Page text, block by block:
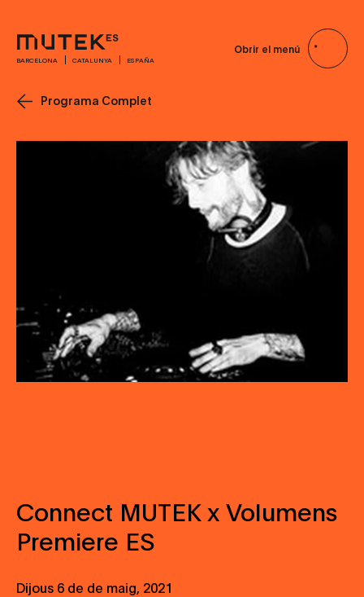
BARCELONA CATALUNYA ESPAÑA
Obrir el menú
Programa Complet
Connect MUTEK x Volumens
Premiere ES
Dijous 6 de de maig, 2021